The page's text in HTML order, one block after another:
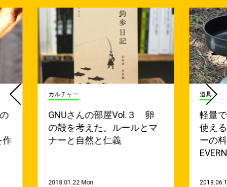
作
カルチャー
GNUさんの部屋Vol.３ 卵
の殻を考えた。ルールとマ
ナーと自然と仁義
2018.01.22 Mon
道具
軽量
使え
ーの